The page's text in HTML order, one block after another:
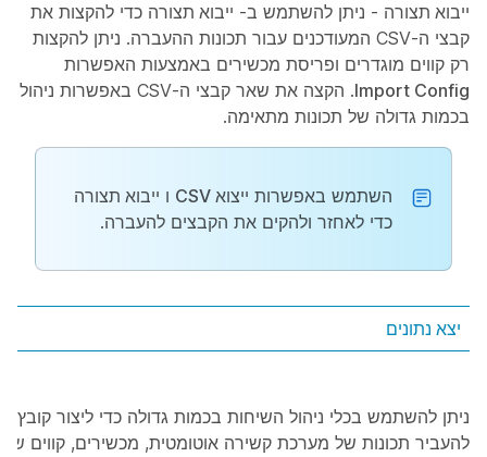
ייבוא תצורה - ניתן להשתמש ב- ייבוא תצורה כדי להקצות את
קבצי ה-CSV המעודכנים עבור תכונות ההעברה. ניתן להקצות
רק קווים מוגדרים ופריסת מכשירים באמצעות האפשרות
Import Config
. הקצה את שאר קבצי ה-CSV באפשרות ניהול
בכמות גדולה של תכונות מתאימה.
השתמש באפשרות ייצוא CSV ו ייבוא תצורה
כדי לאחזר ולהקים את הקבצים להעברה.
יצא נתונים
להעביר תכונות של מערכת קשירה אוטומטית, מכשירים, קווים